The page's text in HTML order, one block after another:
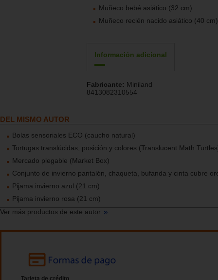
Muñeco bebé asiático (32 cm)
Muñeco recién nacido asiático (40 cm)
Información adicional
Fabricante: Miniland
8413082310554
DEL MISMO AUTOR
Bolas sensoriales ECO (caucho natural)
Tortugas translúcidas, posición y colores (Translucent Math
Mercado plegable (Market Box)
Conjunto de invierno pantalón, chaqueta, bufanda y cinta cubre
Pijama invierno azul (21 cm)
Pijama invierno rosa (21 cm)
Ver más productos de este autor
Tarjeta de crédito